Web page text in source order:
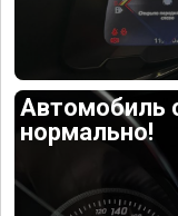
Автомобиль
нормально!